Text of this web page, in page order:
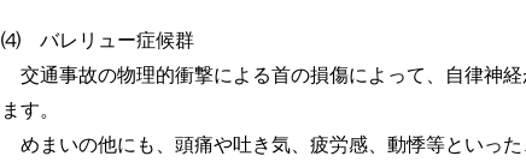
⑷ バレリュー症候群
交通事故の物理的衝撃による首の損傷によって、自律神
ます。
めまいの他にも、頭痛や吐き気、疲労感、動悸等といっ